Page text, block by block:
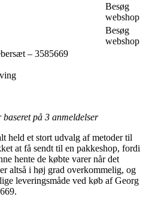
Besøg
webshop
Besøg
webshop
– 3585669
baseret på 3 anmeldelser
held et stort udvalg af metoder til
at få sendt til en pakkeshop, fordi
hente de købte varer når det
altså i høj grad overkommelig, og
leveringsmåde ved køb af Georg